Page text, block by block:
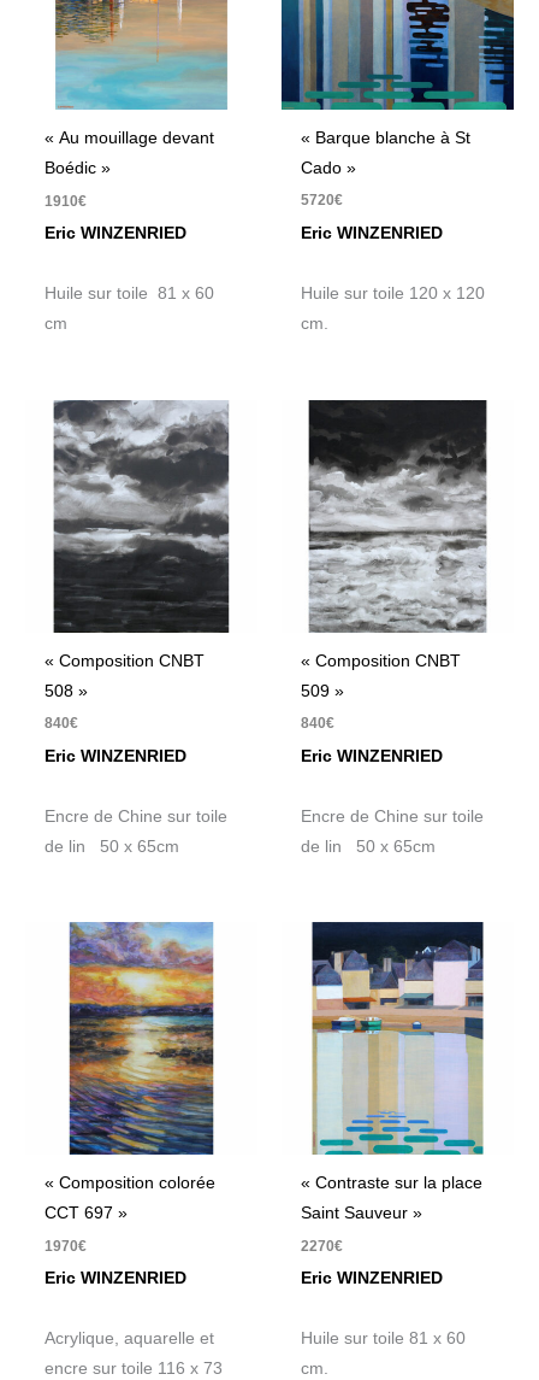
« Au mouillage devant
Boédic »
1910€
Eric WINZENRIED
Huile sur toile 81 x 60
cm
« Barque blanche à St
Cado »
5720€
Eric WINZENRIED
Huile sur toile 120 x 120
cm.
« Composition CNBT
508 »
840€
Eric WINZENRIED
Encre de Chine sur toile
de lin 50 x 65cm
« Composition CNBT
509 »
840€
Eric WINZENRIED
Encre de Chine sur toile
de lin 50 x 65cm
« Composition colorée
CCT 697 »
1970€
Eric WINZENRIED
Acrylique, aquarelle et
encre sur toile 116 x 73
« Contraste sur la place
Saint Sauveur »
2270€
Eric WINZENRIED
Huile sur toile 81 x 60
cm.